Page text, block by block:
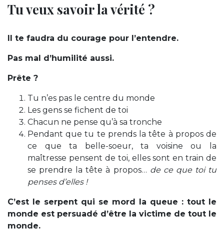
Tu veux savoir la vérité ?
Il te faudra du courage pour l’entendre.
Pas mal d’humilité aussi.
Prête ?
Tu n’es pas le centre du monde
Les gens se fichent de toi
Chacun ne pense qu’à sa tronche
Pendant que tu te prends la tête à propos de
ce que ta belle-soeur, ta voisine ou la
maîtresse pensent de toi, elles sont en train de
se prendre la tête à propos… de ce que toi tu
penses d’elles !
C’est le serpent qui se mord la queue : tout le
monde est persuadé d’être la victime de tout le
monde.